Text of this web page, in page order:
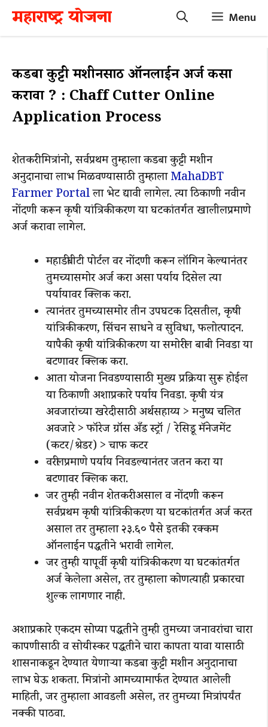
Skip
content
महाराष्ट्र योजना Menu
कडबा कुट्टी मशीनसाठी ऑनलाईन अर्ज कसा
करावा ? : Chaff Cutter Online
Application Process
शेतकरी मित्रांनो, सर्वप्रथम तुम्हाला कडबा कुट्टी मशीन
अनुदानाचा लाभ मिळवण्यासाठी तुम्हालाMahaDBT
Farmer Portalला भेट द्यावी लागेल. त्या ठिकाणी नवीन
नोंदणी करून कृषी यांत्रिकीकरण या घटकांतर्गत खालीलप्रमाणे
अर्ज करावा लागेल.
महाडीबीटी पोर्टल वर नोंदणी करून लॉगिन केल्यानंतर
तुमच्यासमोर अर्ज करा असा पर्याय दिसेल त्या
पर्यायावर क्लिक करा.
त्यानंतर तुमच्यासमोर तीन उपघटक दिसतील, कृषी
यांत्रिकीकरण, सिंचन साधने व सुविधा, फलोत्पादन.
यापैकी कृषी यांत्रिकीकरण या समोरील बाबी निवडा या
बटणावर क्लिक करा.
आता योजना निवडण्यासाठी मुख्य प्रक्रिया सुरू होईल
या ठिकाणी अशाप्रकारे पर्याय निवडा. कृषी यंत्र
अवजारांच्या खरेदीसाठी अर्थसहाय्य > मनुष्य चलित
अवजारे > फॉरेज ग्रॉस अँड स्ट्रॉ / रेसिडू मॅनेजमेंट
(कटर/श्रेडर) > चाफ कटर
वरीलप्रमाणे पर्याय निवडल्यानंतर जतन करा या
बटणावर क्लिक करा.
जर तुम्ही नवीन शेतकरी असाल व नोंदणी करून
सर्वप्रथम कृषी यांत्रिकीकरण या घटकांतर्गत अर्ज करत
असाल तर तुम्हाला २३.६० पैसे इतकी रक्कम
ऑनलाईन पद्धतीने भरावी लागेल.
जर तुम्ही यापूर्वी कृषी यांत्रिकीकरण या घटकांतर्गत
अर्ज केलेला असेल, तर तुम्हाला कोणत्याही प्रकारचा
शुल्क लागणार नाही.
अशाप्रकारे एकदम सोप्या पद्धतीने तुम्ही तुमच्या जनावरांचा चारा
कापणीसाठी व सोयीस्कर पद्धतीने चारा कापता यावा यासाठी
शासनाकडून देण्यात येणाऱ्या कडबा कुट्टी मशीन अनुदानाचा
लाभ घेऊ शकता. मित्रांनो आमच्यामार्फत देण्यात आलेली
माहिती, जर तुम्हाला आवडली असेल, तर तुमच्या मित्रांपर्यंत
नक्की पाठवा.